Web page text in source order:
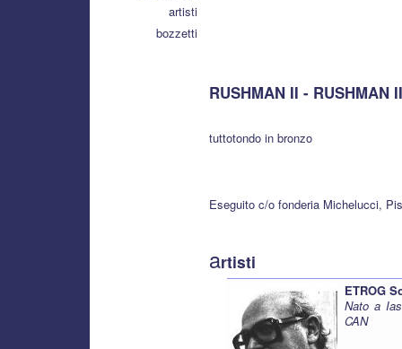
artisti
bozzetti
RUSHMAN II - RUSHMAN
tuttotondo in bronzo
Eseguito c/o fonderia Michelucci,
artisti
ETROG
Nato a
CAN